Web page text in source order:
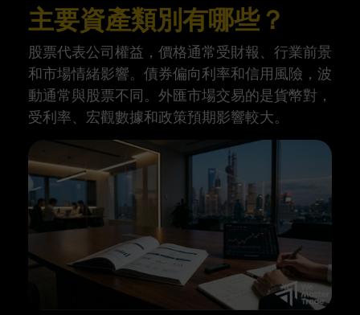
主要資產類別有哪些？
股票代表公司權益，價格通常受財報、行業前景
和市場情緒影響。債券偏向利率和信用風險，波
動通常與股票不同。外匯市場交易的是貨幣對，
受利率、宏觀數據和政策預期影響較大。